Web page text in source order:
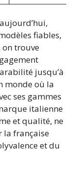
fiables,
trouve
jusqu’à
monde où la
ses gammes
italienne
et qualité, ne
la française
et du